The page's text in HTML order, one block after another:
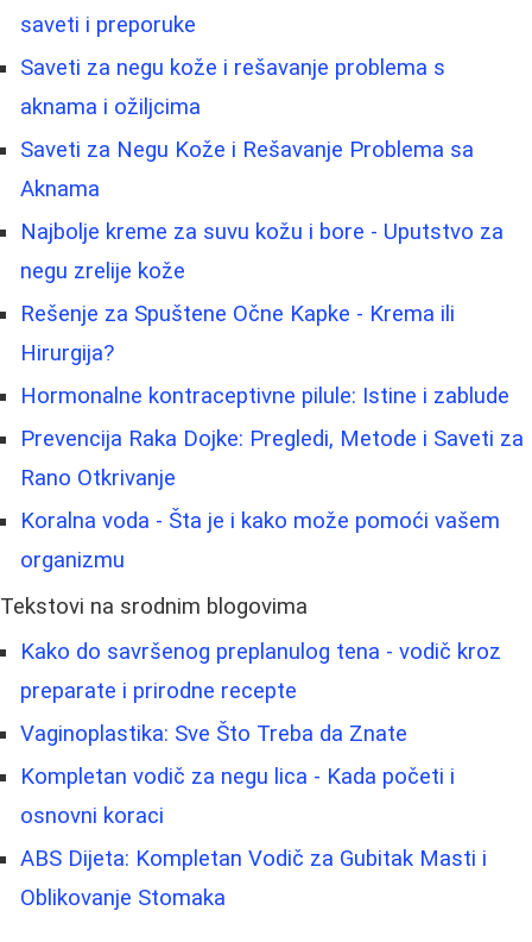
saveti i preporuke
Saveti za negu kože i rešavanje problema s
aknama i ožiljcima
Saveti za Negu Kože i Rešavanje Problema sa
Aknama
Najbolje kreme za suvu kožu i bore - Uputstvo za
negu zrelije kože
Rešenje za Spuštene Očne Kapke - Krema ili
Hirurgija?
Hormonalne kontraceptivne pilule: Istine i zablude
Prevencija Raka Dojke: Pregledi, Metode i Saveti za
Rano Otkrivanje
Koralna voda - Šta je i kako može pomoći vašem
organizmu
Tekstovi na srodnim blogovima
Kako do savršenog preplanulog tena - vodič kroz
preparate i prirodne recepte
Vaginoplastika: Sve Što Treba da Znate
Kompletan vodič za negu lica - Kada početi i
osnovni koraci
ABS Dijeta: Kompletan Vodič za Gubitak Masti i
Oblikovanje Stomaka